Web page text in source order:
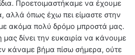
Προετοιμαστήκαμε να έχουμε
αλλά όπως έχω πει είμαστε στην
ακόμα πολύ δρόμο μπροστά μας.
μας δίνει την ευκαιρία να κάνουμε
κάναμε βήμα πίσω σήμερα, ούτε